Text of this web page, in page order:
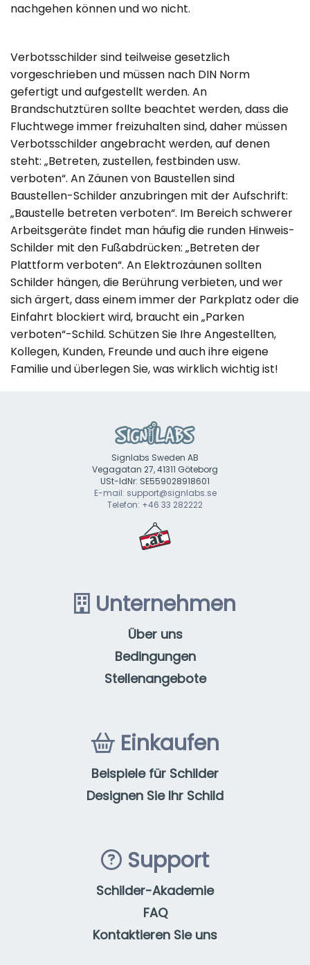
nachgehen können und wo nicht.
Verbotsschilder sind teilweise gesetzlich
vorgeschrieben und müssen nach DIN Norm
gefertigt und aufgestellt werden. An
Brandschutztüren sollte beachtet werden, dass die
Fluchtwege immer freizuhalten sind, daher müssen
Verbotsschilder angebracht werden, auf denen
steht: „Betreten, zustellen, festbinden usw.
verboten“. An Zäunen von Baustellen sind
Baustellen-Schilder anzubringen mit der Aufschrift:
„Baustelle betreten verboten“. Im Bereich schwerer
Arbeitsgeräte findet man häufig die runden Hinweis-
Schilder mit den Fußabdrücken: „Betreten der
Plattform verboten“. An Elektrozäunen sollten
Schilder hängen, die Berührung verbieten, und wer
sich ärgert, dass einem immer der Parkplatz oder die
Einfahrt blockiert wird, braucht ein „Parken
verboten“-Schild. Schützen Sie Ihre Angestellten,
Kollegen, Kunden, Freunde und auch ihre eigene
Familie und überlegen Sie, was wirklich wichtig ist!
Signlabs Sweden AB
Vegagatan 27, 41311 Göteborg
USt-IdNr: SE559028918601
E-mail: support@signlabs.se
Telefon: +46 33 282222
Unternehmen
Über uns
Bedingungen
Stellenangebote
Einkaufen
Beispiele für Schilder
Designen Sie Ihr Schild
Support
Schilder-Akademie
FAQ
Kontaktieren Sie uns